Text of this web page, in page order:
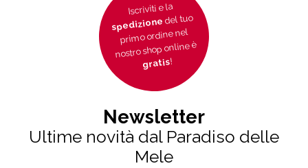
Iscriviti e la
spedizionedel tuo
primo ordine nel
nostro shop online è
gratis!
Newsletter
Ultime novità dal Paradiso delle
Mele